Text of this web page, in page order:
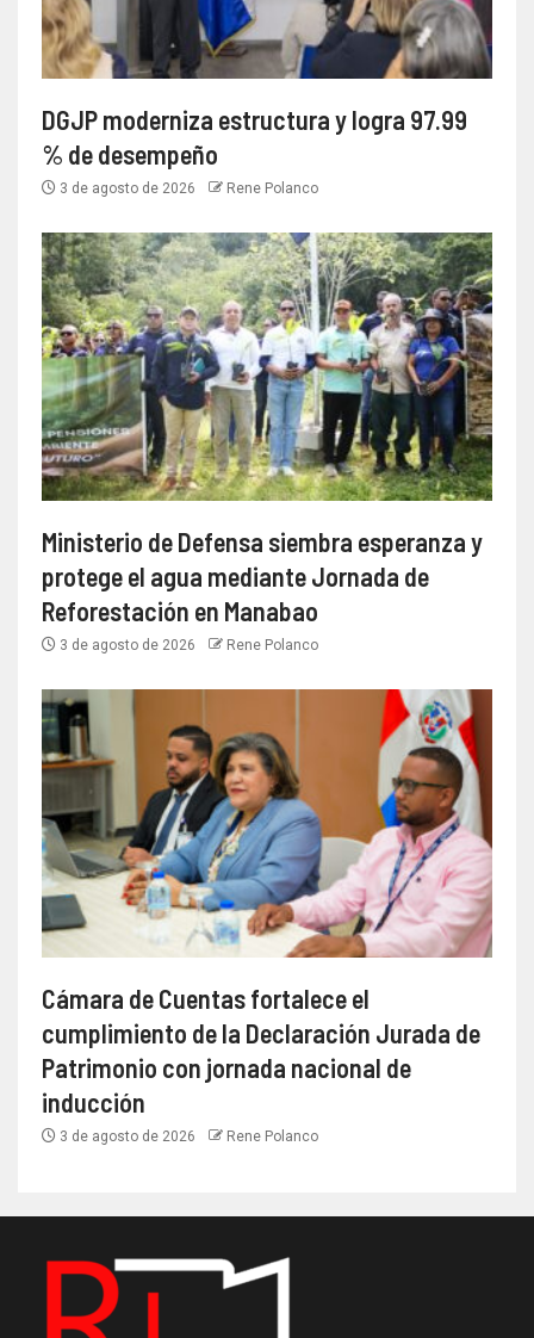
DGJP moderniza estructura y logra 97.99
% de desempeño
3 de agosto de 2026 Rene Polanco
Ministerio de Defensa siembra esperanza y
protege el agua mediante Jornada de
Reforestación en Manabao
3 de agosto de 2026 Rene Polanco
Cámara de Cuentas fortalece el
cumplimiento de la Declaración Jurada de
Patrimonio con jornada nacional de
inducción
3 de agosto de 2026 Rene Polanco